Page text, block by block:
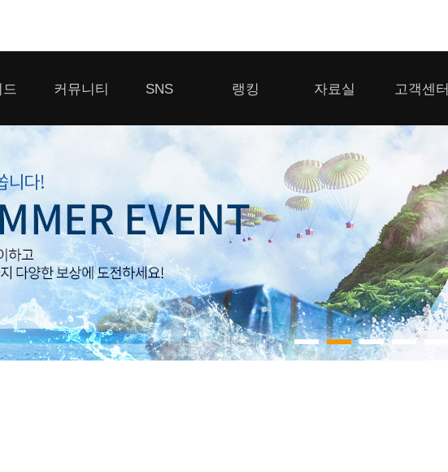
배틀그라운드
패스 오브 엑자일
우마무스메 프리티 더비
가디언 테일즈
프린세스 커넥트 Re:Dive
프렌즈팝콘
드
이드
커뮤니티
미디어 게시판
클랜 라운지
모집 게시판
SNS
톡채널
랭킹
클랜 생존 리더보드
내 전적 히스토리
자료실
다운로드
고객센터
이용제한 이
보안센터